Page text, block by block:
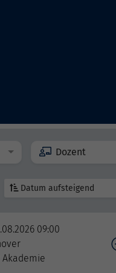
Dozent
Datum aufsteigend
09:00
Akademie